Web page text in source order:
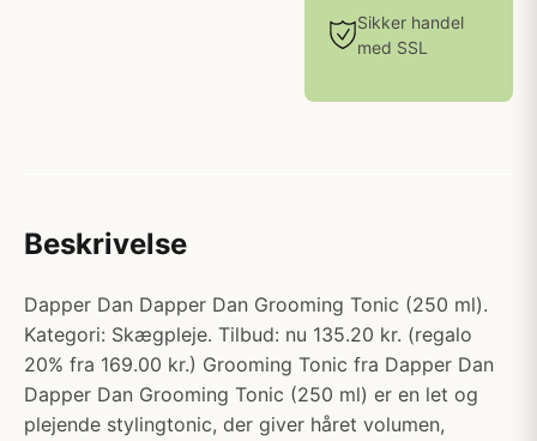
Sikker handel
med SSL
Beskrivelse
Dapper Dan Dapper Dan Grooming Tonic (250 ml).
Kategori: Skægpleje. Tilbud: nu 135.20 kr. (regalo
20% fra 169.00 kr.) Grooming Tonic fra Dapper Dan
Dapper Dan Grooming Tonic (250 ml) er en let og
plejende stylingtonic, der giver håret volumen,